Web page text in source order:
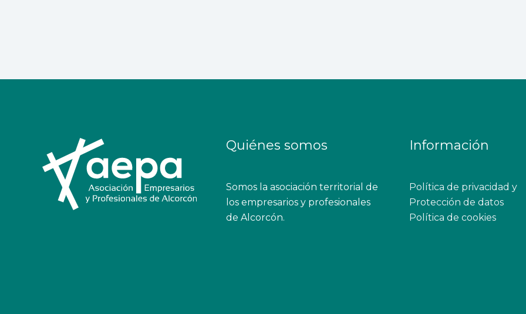
Quiénes somos
Somos la asociación territorial de
los empresarios y profesionales
de Alcorcón.
Información
Política de privacidad y
Protección de datos
Política de cookies